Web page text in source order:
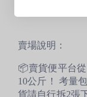
賣場說明：
📦賣貨便平台
10公斤！ 考量
貨請自行拆2張